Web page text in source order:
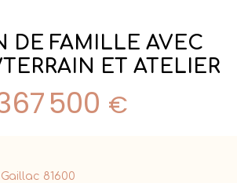
DE FAMILLE AVEC
ET ATELIER
500 €
Gaillac 81600